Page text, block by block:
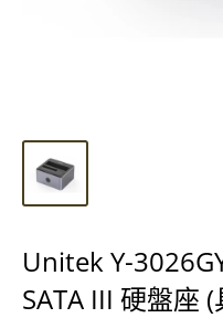
Unitek Y-
SATA III 硬盤座